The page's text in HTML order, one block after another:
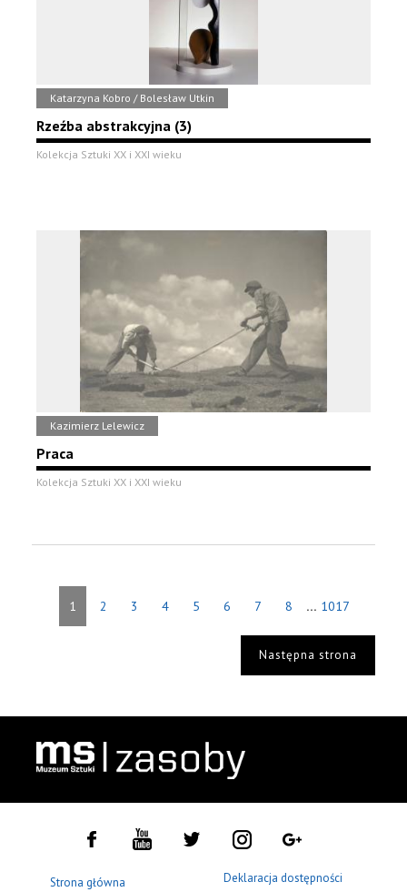
Katarzyna Kobro / Bolesław Utkin
Rzeźba abstrakcyjna (3)
Kolekcja Sztuki XX i XXI wieku
Kazimierz Lelewicz
Praca
Kolekcja Sztuki XX i XXI wieku
1 2 3 4 5 6 7 8 ... 1017
Następna strona
Strona główna Deklaracja dostępności